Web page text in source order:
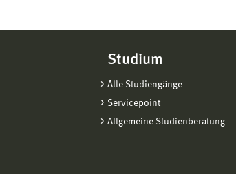
Studium
Alle Studiengänge
Servicepoint
Allgemeine Studienberatung